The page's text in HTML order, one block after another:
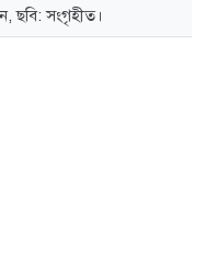
ছবি: সংগৃহীত।